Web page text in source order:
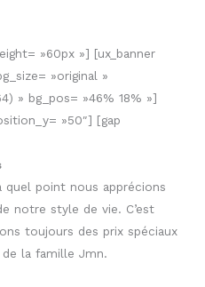
»60px »] [ux_banner
»original »
» bg_pos= »46% 18% »]
»50″] [gap
point nous apprécions
notre style de vie. C’est
toujours des prix spéciaux
la famille Jmn.